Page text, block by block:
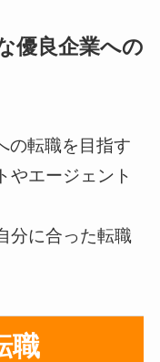
優良企業への
の転職を目指す
やエージェント
分に合った転職
職